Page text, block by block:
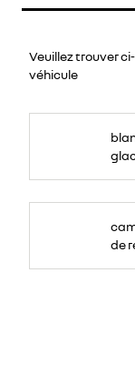
Veuillez trouver
véhicule
de